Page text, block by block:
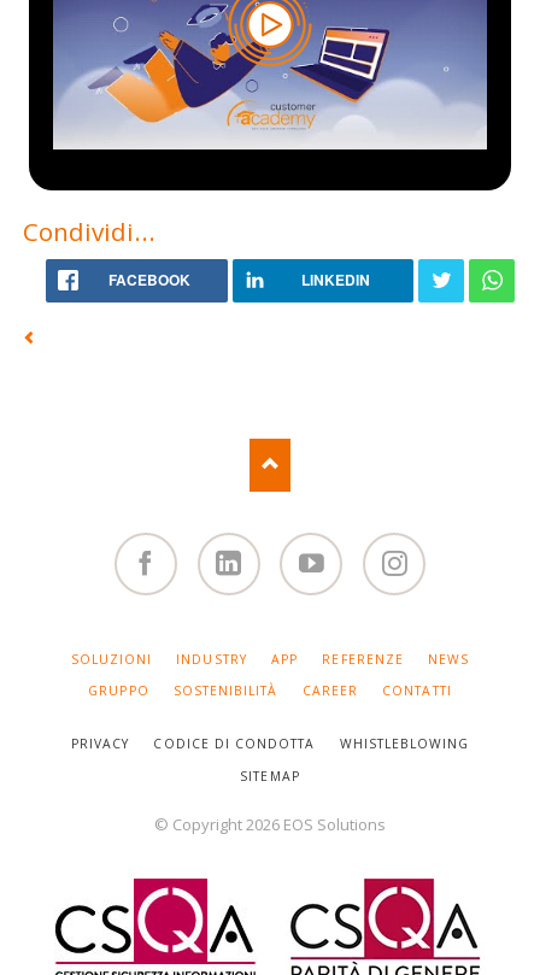
Condividi...
FACEBOOK LINKEDIN
SALTA
NAVIGAZIONE
SOLUZIONI INDUSTRY APP REFERENZE
NEWS
GRUPPO
SOSTENIBILITÀ CAREER CONTATTI
PRIVACY CODICE DI CONDOTTA
WHISTLEBLOWING
SITEMAP
© Copyright 2026 EOS Solutions